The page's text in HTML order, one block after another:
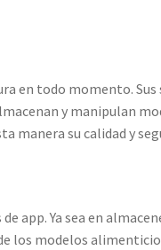
en todo momento. Sus
y manipulan
manera su calidad y
app. Ya sea en
los modelos